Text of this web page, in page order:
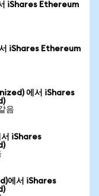
iShares Ethereum
iShares Ethereum
에서 iShares
음
iShares
에서 iShares